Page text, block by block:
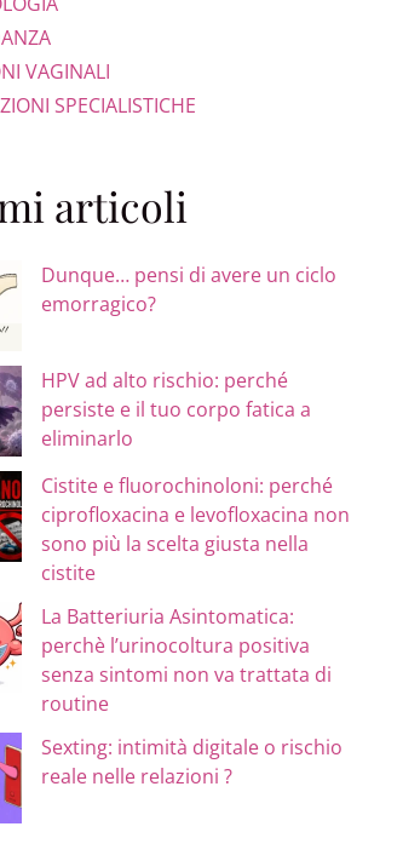
VAGINALI
SPECIALISTICHE
articoli
Dunque… pensi di avere un ciclo
emorragico?
HPV ad alto rischio: perché
persiste e il tuo corpo fatica a
eliminarlo
Cistite e fluorochinoloni: perché
ciprofloxacina e levofloxacina non
sono più la scelta giusta nella
cistite
La Batteriuria Asintomatica:
perchè l’urinocoltura positiva
senza sintomi non va trattata di
routine
Sexting: intimità digitale o rischio
reale nelle relazioni ?